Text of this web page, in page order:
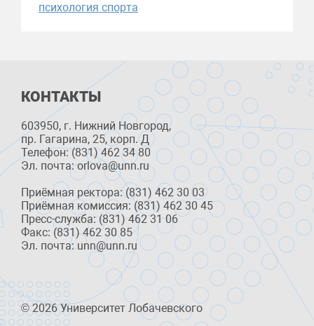
психология спорта
КОНТАКТЫ
603950, г. Нижний Новгород,
пр. Гагарина, 25, корп. Д
Телефон: (831) 462 34 80
Эл. почта: orlova@unn.ru
Приёмная ректора: (831) 462 30 03
Приёмная комиссия: (831) 462 30 45
Пресс-служба: (831) 462 31 06
Факс: (831) 462 30 85
Эл. почта: unn@unn.ru
© 2026 Университет Лобачевского